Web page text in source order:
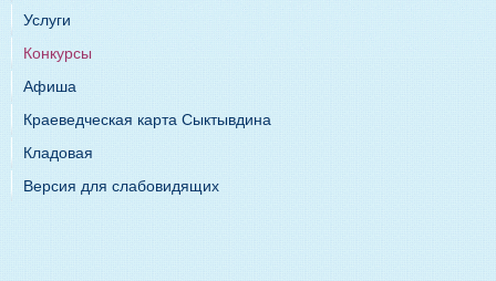
Услуги
Конкурсы
Афиша
Краеведческая карта Сыктывдина
Кладовая
Версия для слабовидящих